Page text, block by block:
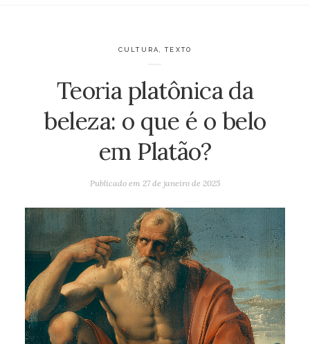
CULTURA ,TEXTO
Teoria platônica da
beleza: o que é o belo
em Platão?
Publicado em 27 de janeiro de 2025